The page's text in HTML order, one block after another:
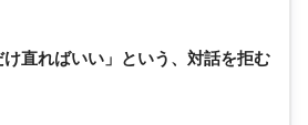
け直ればいい」という、対話を拒む